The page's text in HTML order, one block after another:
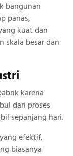
bangunan
panas,
kuat dan
skala besar dan
karena
dari proses
sepanjang hari.
efektif,
biasanya